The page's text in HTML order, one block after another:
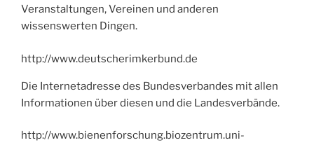
Veranstaltungen, Vereinen und anderen
wissenswerten Dingen.
http://www.deutscherimkerbund.de
Die Internetadresse des Bundesverbandes mit allen
Informationen über diesen und die Landesverbände.
http://www.bienenforschung.biozentrum.uni-